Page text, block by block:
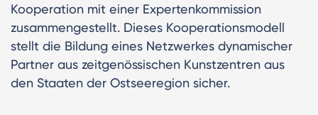
Kooperation mit einer Expertenkommission
zusammengestellt. Dieses Kooperationsmodell
stellt die Bildung eines Netzwerkes dynamischer
Partner aus zeitgenössischen Kunstzentren aus
den Staaten der Ostseeregion sicher.